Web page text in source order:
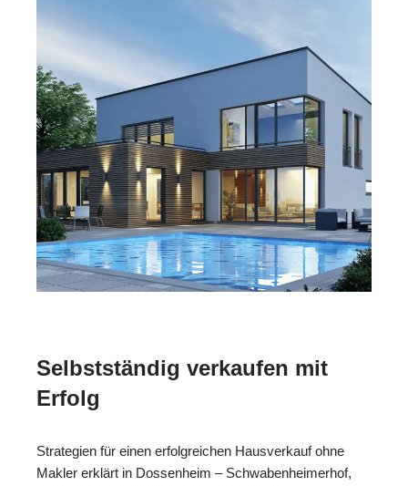
Selbstständig verkaufen mit
Erfolg
Strategien für einen erfolgreichen Hausverkauf ohne
Makler erklärt in Dossenheim – Schwabenheimerhof,